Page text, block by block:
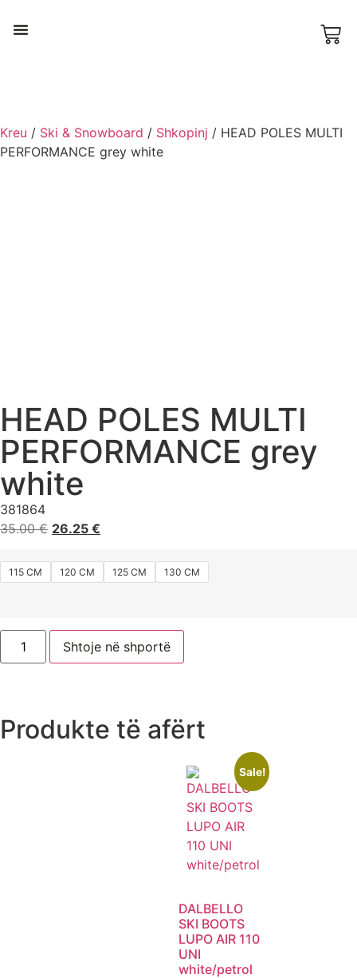
Kreu / Ski & Snowboard / Shkopinj / HEAD POLES MULTI
PERFORMANCE grey white
HEAD POLES MULTI
PERFORMANCE grey
white
381864
35.00€ 26.25 €
115 CM 120 CM 125 CM 130 CM
Shtoje në shportë
Produkte të afërt
Sale!
DALBELLO
SKI BOOTS
LUPO AIR 110
UNI
white/petrol